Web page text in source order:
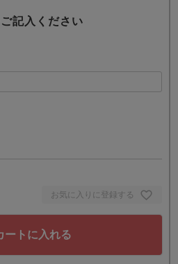
お気に入りに登録する
ートに入れる
記入ください